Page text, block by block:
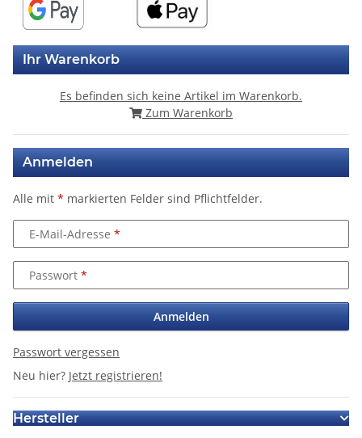
Ihr Warenkorb
Es befinden sich keine Artikel im Warenkorb.
Zum Warenkorb
Anmelden
Alle mit * markierten Felder sind Pflichtfelder.
E-Mail-Adresse
Passwort
Anmelden
Passwort vergessen
Neu hier? Jetzt registrieren!
Hersteller